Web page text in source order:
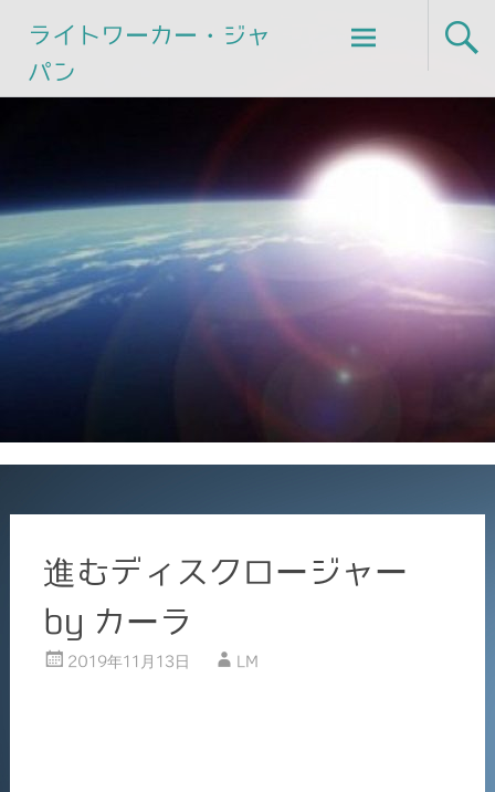
ライトワーカー・ジャ
パン
Skip
to
進むディスクロージャー
by カーラ
2019年11月13日 LM